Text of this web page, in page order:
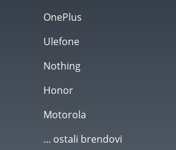
OnePlus
Ulefone
Nothing
Honor
Motorola
... ostali brendovi